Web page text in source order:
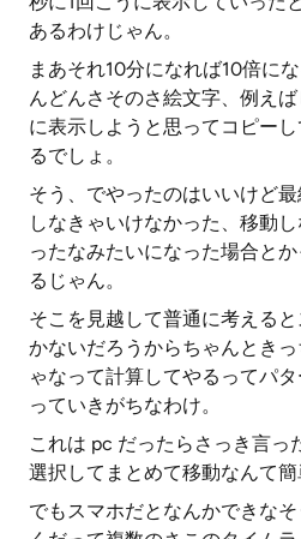
あるわけじゃん。
まあそれ10分になれば10倍に
んどんさそのさ絵文字、例え
に表示しようと思ってコピー
るでしょ。
そう、でやったのはいいけど
しなきゃいけなかった、移動
ったなみたいになった場合と
るじゃん。
そこを見越して普通に考える
かないだろうからちゃんとき
ゃなって計算してやるってパ
っていきがちなわけ。
これは pc だったらさっき言っ
選択してまとめて移動なんて簡
でもスマホだとなんかできな